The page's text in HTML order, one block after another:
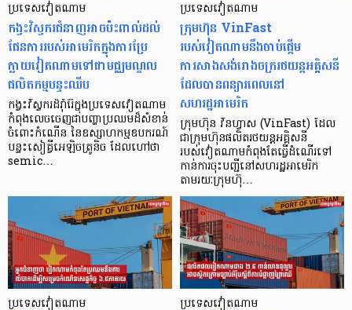
ប្រទេសវៀតណាម
កង្វះវិស្វករជំនាញអាចប៉ះពាល់ដល់
ផែនការរបស់អាមេរិកក្នុងការប្រែ
ក្លាយវៀតណាមទៅជាមជ្ឈមណ្ឌល
ផលិតកម្មបន្ទះឈីប
កង្វះវិស្វករដ៏រ៉ាំរ៉ៃក្នុងប្រទេសវៀតណាម
កំពុងលេចចេញជាបញ្ហាប្រឈមដ៏សំខាន់
ចំពោះកំណើន នៃឧស្សាហកម្មឧបករណ៍
បន្ទះសៀគ្វីអេឡិចត្រូនិច ដែលហៅថា
semic…
ប្រទេសវៀតណាម
ក្រុមហ៊ុន VinFast
របស់វៀតណាមនឹងចាប់ផ្តើម
ការសាងសង់រោងចក្ររថយន្តអគ្គិសនី
ដែលបានពន្យារពេលនៅ
សហរដ្ឋអាមេរិក
ក្រុមហ៊ុន វីនហ្វាស (VinFast) ដែល
ជាក្រុមហ៊ុនផលិតរថយន្តអគ្គិសនី
របស់វៀតណាមកំពុងតែធ្វើដំណើរទៅ
កាន់ការចុះបញ្ជីនៅសហរដ្ឋអាមេរិក
តាមរយៈក្រុមហ៊ុ…
ប្រទេសវៀតណាម ប្រទេសវៀតណាម